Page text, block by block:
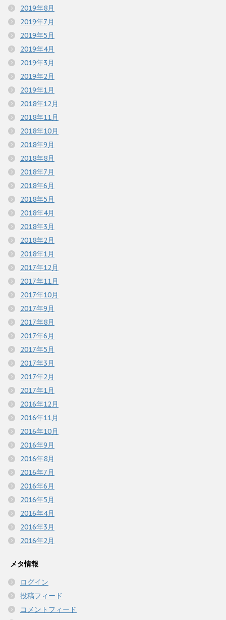
2019年8月
2019年7月
2019年5月
2019年4月
2019年3月
2019年2月
2019年1月
2018年12月
2018年11月
2018年10月
2018年9月
2018年8月
2018年7月
2018年6月
2018年5月
2018年4月
2018年3月
2018年2月
2018年1月
2017年12月
2017年11月
2017年10月
2017年9月
2017年8月
2017年6月
2017年5月
2017年3月
2017年2月
2017年1月
2016年12月
2016年11月
2016年10月
2016年9月
2016年8月
2016年7月
2016年6月
2016年5月
2016年4月
2016年3月
2016年2月
メタ情報
ログイン
投稿フィード
コメントフィード